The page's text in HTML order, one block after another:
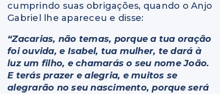
cumprindo suas obrigações, quando o Anjo
Gabriel lhe apareceu e disse:
“Zacarias, não temas, porque a tua oração
foi ouvida, e Isabel, tua mulher, te dará à
luz um filho, e chamarás o seu nome João.
E terás prazer e alegria, e muitos se
alegrarão no seu nascimento, porque será